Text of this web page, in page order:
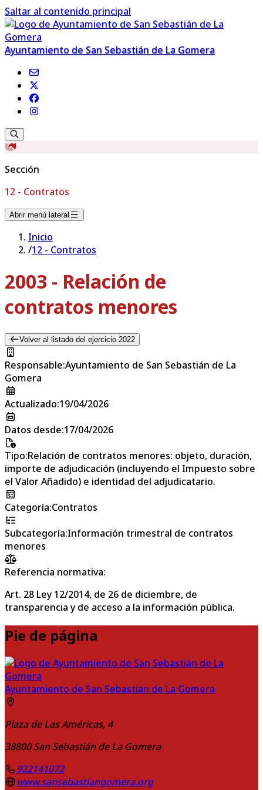
Saltar al contenido principal
Ayuntamiento de San Sebastián de La Gomera
Sección
12 - Contratos
Abrir menú lateral
Inicio
/12 - Contratos
2003 - Relación de
contratos menores
Volver al listado del ejercicio 2022
Responsable:Ayuntamiento de San Sebastián de La
Gomera
Actualizado:19/04/2026
Datos desde:17/04/2026
Tipo:Relación de contratos menores: objeto, duración,
importe de adjudicación (incluyendo el Impuesto sobre
el Valor Añadido) e identidad del adjudicatario.
Categoría:Contratos
Subcategoría:Información trimestral de contratos
menores
Referencia normativa:
Art. 28 Ley 12/2014, de 26 de diciembre, de
transparencia y de acceso a la información pública.
Pie de página
Ayuntamiento de San Sebastián de La Gomera
Plaza de Las Américas, 4
38800 San Sebastián de La Gomera
922141072
www.sansebastiangomera.org